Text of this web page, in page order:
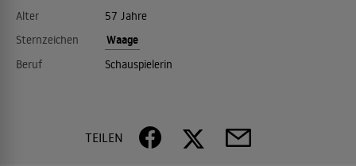
Alter
57 Jahre
Sternzeichen
Waage
Beruf Schauspielerin
TEILEN